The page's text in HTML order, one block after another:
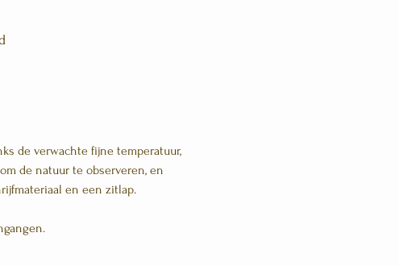
de verwachte fijne temperatuur,
de natuur te observeren, en
en een zitlap.